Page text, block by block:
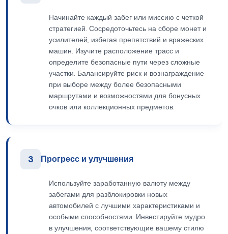
Начинайте каждый забег или миссию с четкой
стратегией. Сосредоточьтесь на сборе монет и
усилителей, избегая препятствий и вражеских
машин. Изучите расположение трасс и
определите безопасные пути через сложные
участки. Балансируйте риск и вознаграждение
при выборе между более безопасными
маршрутами и возможностями для бонусных
очков или коллекционных предметов.
3 Прогресс и улучшения
Используйте заработанную валюту между
забегами для разблокировки новых
автомобилей с лучшими характеристиками и
особыми способностями. Инвестируйте мудро
в улучшения, соответствующие вашему стилю